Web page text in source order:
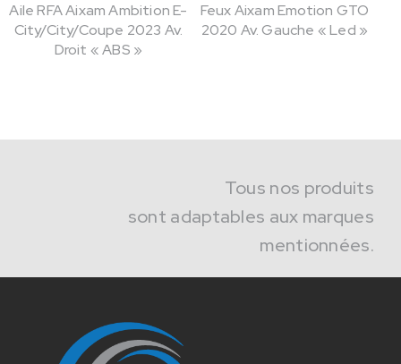
Aile RFA Aixam Ambition E-
City/City/Coupe 2023 Av.
Droit « ABS »
Feux Aixam Emotion GTO
2020 Av. Gauche « Led »
Tous nos produits
sont adaptables aux marques
mentionnées.